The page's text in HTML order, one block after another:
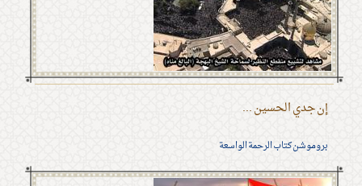
إن جدي الحسين ...
بروموشن كتاب الرحمة الواسعة